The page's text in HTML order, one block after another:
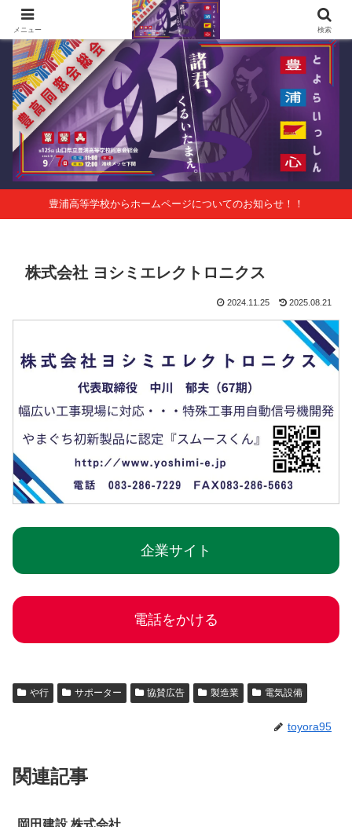
第125回山口県立豊浦高等学校同窓会総会 会報Vol.63
豊浦高等学校からホームページについてのお知らせ！！
株式会社 ヨシミエレクトロニクス
2024.11.25 2025.08.21
企業サイト
電話をかける
や行 サポーター 協賛広告 製造業 電気設備
toyora95
関連記事
メニュー 検索